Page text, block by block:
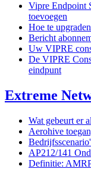
Vipre Endpoint
toevoegen
Hoe te
Bericht
Uw VIPRE
De VIPRE
eindpunt
Extreme
Wat gebeurt er
Aerohive
AP212/141
Definitie: